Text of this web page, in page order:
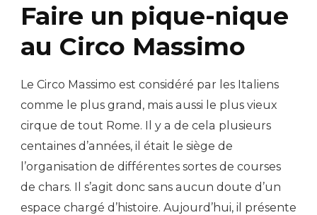
Faire un pique-nique
au Circo Massimo
Le Circo Massimo est considéré par les Italiens
comme le plus grand, mais aussi le plus vieux
cirque de tout Rome. Il y a de cela plusieurs
centaines d’années, il était le siège de
l’organisation de différentes sortes de courses
de chars. Il s’agit donc sans aucun doute d’un
espace chargé d’histoire. Aujourd’hui, il présente